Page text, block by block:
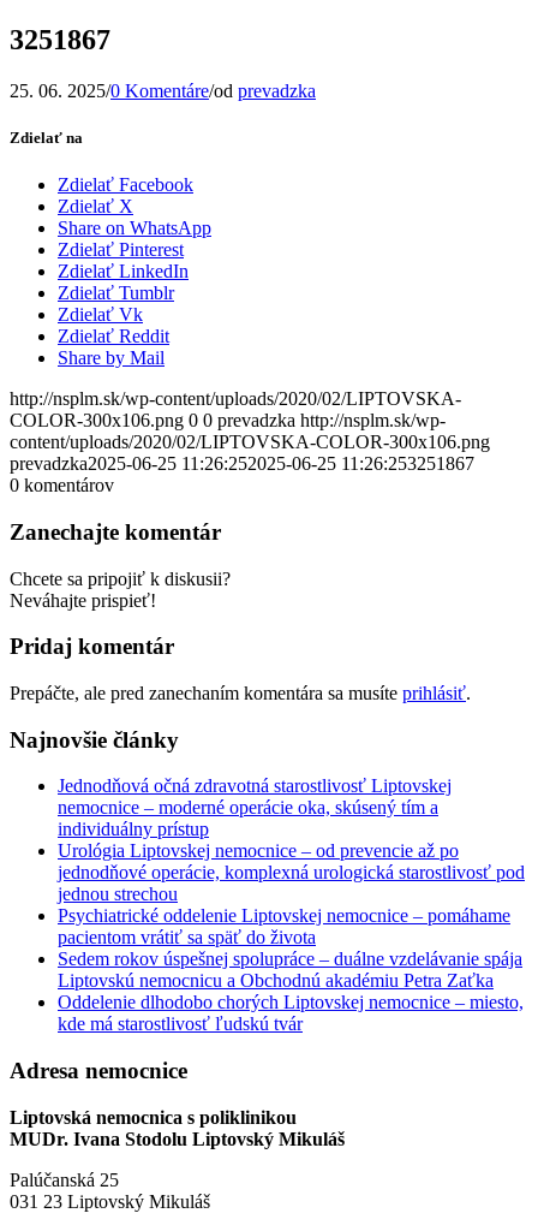
3251867
25. 06. 2025/0 Komentáre/od prevadzka
Zdielať na
Zdielať Facebook
Zdielať X
Share on WhatsApp
Zdielať Pinterest
Zdielať LinkedIn
Zdielať Tumblr
Zdielať Vk
Zdielať Reddit
Share by Mail
http://nsplm.sk/wp-content/uploads/2020/02/LIPTOVSKA-
COLOR-300x106.png 0 0 prevadzka http://nsplm.sk/wp-
content/uploads/2020/02/LIPTOVSKA-COLOR-300x106.png
prevadzka2025-06-25 11:26:252025-06-25 11:26:253251867
0 komentárov
Zanechajte komentár
Chcete sa pripojiť k diskusii?
Neváhajte prispieť!
Pridaj komentár
Prepáčte, ale pred zanechaním komentára sa musíte prihlásiť.
Najnovšie články
Jednodňová očná zdravotná starostlivosť Liptovskej
nemocnice – moderné operácie oka, skúsený tím a
individuálny prístup
Urológia Liptovskej nemocnice – od prevencie až po
jednodňové operácie, komplexná urologická starostlivosť pod
jednou strechou
Psychiatrické oddelenie Liptovskej nemocnice – pomáhame
pacientom vrátiť sa späť do života
Sedem rokov úspešnej spolupráce – duálne vzdelávanie spája
Liptovskú nemocnicu a Obchodnú akadémiu Petra Zaťka
Oddelenie dlhodobo chorých Liptovskej nemocnice – miesto,
kde má starostlivosť ľudskú tvár
Adresa nemocnice
Liptovská nemocnica s poliklinikou
MUDr. Ivana Stodolu Liptovský Mikuláš
Palúčanská 25
031 23 Liptovský Mikuláš